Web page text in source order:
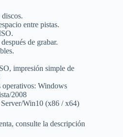
entre pistas.
de grabar.
impresión simple de
operativos: Windows
2008
Win10 (x86 / x64)
consulte la descripción